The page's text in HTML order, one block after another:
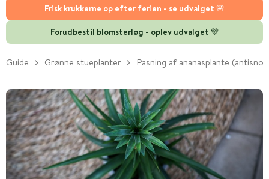
Frisk krukkerne op efter ferien - se udvalget 🌸
Forudbestil blomsterløg - oplev udvalget 💚
Guide Grønne stueplanter Pasning af ananasplante